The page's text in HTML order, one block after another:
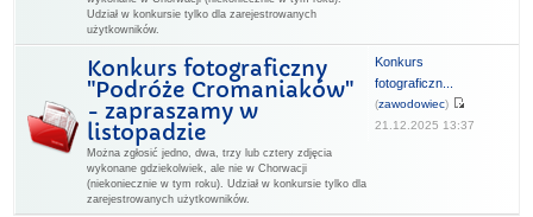
Udział w konkursie tylko dla zarejestrowanych
użytkowników.
Konkurs fotograficzny
"Podróże Cromaniaków"
- zapraszamy w
listopadzie
Można zgłosić jedno, dwa, trzy lub cztery zdjęcia
wykonane gdziekolwiek, ale nie w Chorwacji
(niekoniecznie w tym roku). Udział w konkursie tylko dla
zarejestrowanych użytkowników.
Konkurs
fotograficzn...
(zawodowiec)
21.12.2025 13:37